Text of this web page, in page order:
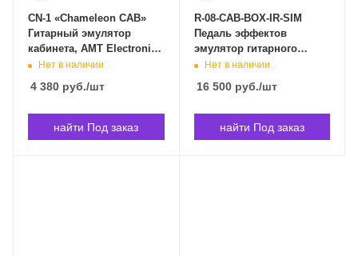
CN-1 «Chameleon CAB»
Гитарный эмулятор
кабинета, AMT Electronics
CN-1 «Chameleon CAB» в
Нет в наличии
4 380 руб./шт
найти Под заказ
R-08-CAB-BOX-IR-SIM
Педаль эффектов
эмулятор гитарного
кабинета, Joyo R-08-CAB-
Владивостоке
Нет в наличии
16 500руб./шт
найти Под заказ